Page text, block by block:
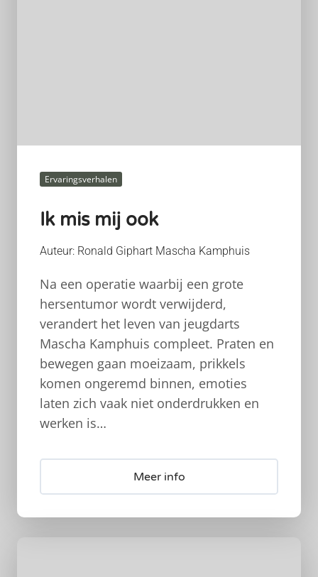
Ervaringsverhalen
Ik mis mij ook
Auteur: Ronald Giphart Mascha Kamphuis
Na een operatie waarbij een grote
hersentumor wordt verwijderd,
verandert het leven van jeugdarts
Mascha Kamphuis compleet. Praten en
bewegen gaan moeizaam, prikkels
komen ongeremd binnen, emoties
laten zich vaak niet onderdrukken en
werken is…
Meer info